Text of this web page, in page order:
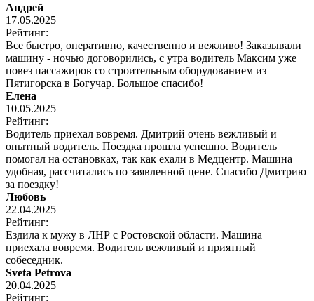
Андрей
17.05.2025
Рейтинг:
Все быстро, оперативно, качественно и вежливо! Заказывали
машину - ночью договорились, с утра водитель Максим уже
повез пассажиров со строительным оборудованием из
Пятигорска в Богучар. Большое спасибо!
Елена
10.05.2025
Рейтинг:
Водитель приехал вовремя. Дмитрий очень вежливый и
опытный водитель. Поездка прошла успешно. Водитель
помогал на остановках, так как ехали в Медцентр. Машина
удобная, рассчитались по заявленной цене. Спасибо Дмитрию
за поездку!
Любовь
22.04.2025
Рейтинг:
Ездила к мужу в ЛНР с Ростовской области. Машина
приехала вовремя. Водитель вежливый и приятный
собеседник.
Sveta Petrova
20.04.2025
Рейтинг: